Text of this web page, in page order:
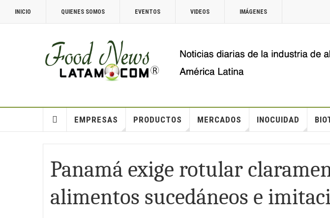
INICIO QUIENES SOMOS EVENTOS VIDEOS IMÁGENES
EMPRESAS PRODUCTOS MERCADOS INOCUIDAD
Panamá exige rotular
alimentos sucedáneos e